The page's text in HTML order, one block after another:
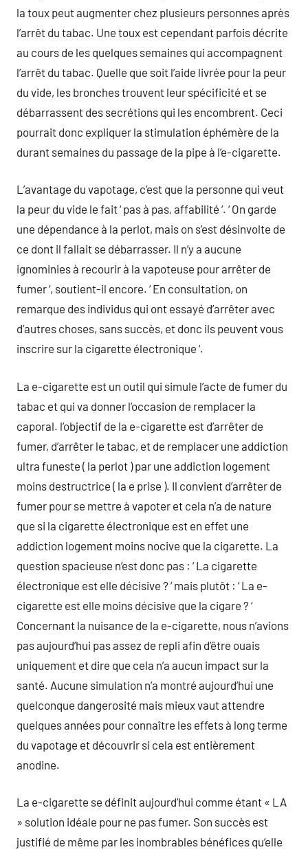
la toux peut augmenter chez plusieurs personnes après
l’arrêt du tabac. Une toux est cependant parfois décrite
au cours de les quelques semaines qui accompagnent
l’arrêt du tabac. Quelle que soit l’aide livrée pour la peur
du vide, les bronches trouvent leur spécificité et se
débarrassent des secrétions qui les encombrent. Ceci
pourrait donc expliquer la stimulation éphémère de la
durant semaines du passage de la pipe à l’e-cigarette.
L’avantage du vapotage, c’est que la personne qui veut
la peur du vide le fait ‘ pas à pas, affabilité ‘. ‘ On garde
une dépendance à la perlot, mais on s’est désinvolte de
ce dont il fallait se débarrasser. Il n’y a aucune
ignominies à recourir à la vapoteuse pour arrêter de
fumer ‘, soutient-il encore. ‘ En consultation, on
remarque des individus qui ont essayé d’arrêter avec
d’autres choses, sans succès, et donc ils peuvent vous
inscrire sur la cigarette électronique ‘.
La e-cigarette est un outil qui simule l’acte de fumer du
tabac et qui va donner l’occasion de remplacer la
caporal. l’objectif de la e-cigarette est d’arrêter de
fumer, d’arrêter le tabac, et de remplacer une addiction
ultra funeste ( la perlot ) par une addiction logement
moins destructrice ( la e prise ). Il convient d’arrêter de
fumer pour se mettre à vapoter et cela n’a de nature
que si la cigarette électronique est en effet une
addiction logement moins nocive que la cigarette. La
question spacieuse n’est donc pas : ‘ La cigarette
électronique est elle décisive ? ‘ mais plutôt : ‘ La e-
cigarette est elle moins décisive que la cigare ? ‘
Concernant la nuisance de la e-cigarette, nous n’avions
pas aujourd’hui pas assez de repli afin d’être ouais
uniquement et dire que cela n’a aucun impact sur la
santé. Aucune simulation n’a montré aujourd’hui une
quelconque dangerosité mais mieux vaut attendre
quelques années pour connaître les effets à long terme
du vapotage et découvrir si cela est entièrement
anodine.
La e-cigarette se définit aujourd’hui comme étant « LA
» solution idéale pour ne pas fumer. Son succès est
justifié de même par les inombrables bénéfices qu’elle